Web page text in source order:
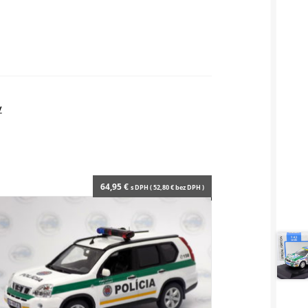
64,95€ s DPH (52,80€bez DPH )